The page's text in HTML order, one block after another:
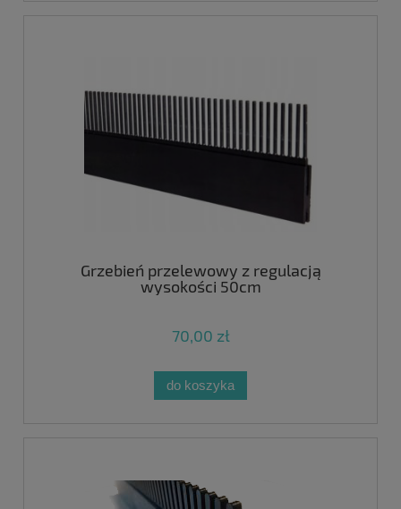
Grzebień przelewowy z regulacją
wysokości 50cm
70,00 zł
do koszyka